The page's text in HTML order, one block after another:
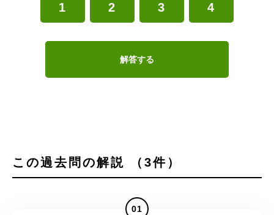
1 2 3 4
解答する
この過去問の解説 （3件）
01